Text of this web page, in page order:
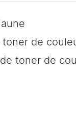
de
toner de